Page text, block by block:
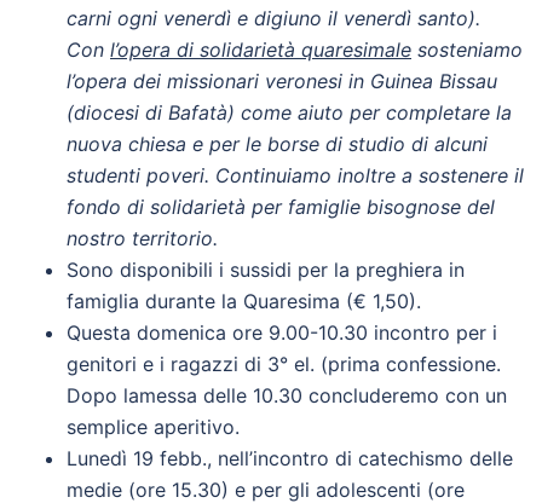
carni ogni venerdì e digiuno il venerdì santo).
Con l’opera di solidarietà quaresimale sosteniamo
l’opera dei missionari veronesi in Guinea Bissau
(diocesi di Bafatà) come aiuto per completare la
nuova chiesa e per le borse di studio di alcuni
studenti poveri. Continuiamo inoltre a sostenere il
fondo di solidarietà per famiglie bisognose del
nostro territorio.
Sono disponibili i sussidi per la preghiera in
famiglia durante la Quaresima (€ 1,50).
Questa domenica ore 9.00-10.30 incontro per i
genitori e i ragazzi di 3° el. (prima confessione.
Dopo lamessa delle 10.30 concluderemo con un
semplice aperitivo.
Lunedì 19 febb., nell’incontro di catechismo delle
medie (ore 15.30) e per gli adolescenti (ore